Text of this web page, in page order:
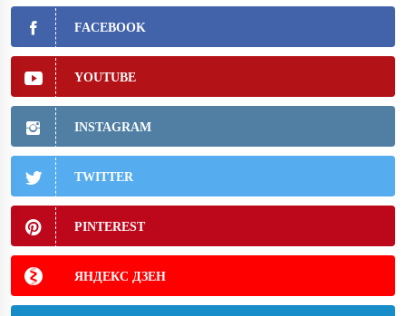
FACEBOOK
YOUTUBE
INSTAGRAM
TWITTER
PINTEREST
ЯНДЕКС ДЗЕН